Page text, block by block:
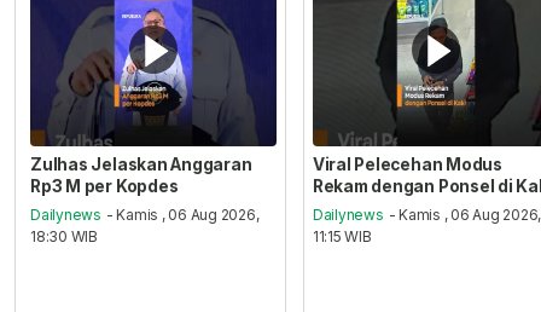
Zulhas Jelaskan Anggaran
Rp3 M per Kopdes
Dailynews - Kamis , 06 Aug 2026,
18:30 WIB
Viral Pelecehan Modus
Rekam dengan Ponsel di
Dailynews - Kamis , 06 Aug 2026,
11:15 WIB